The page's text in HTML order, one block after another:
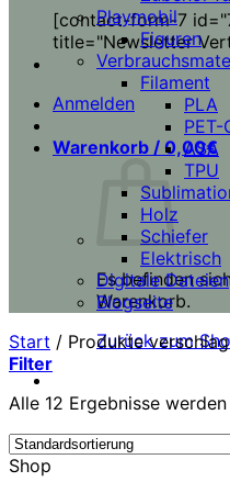
[contact-form-7
title="Newsletter
Anmelden
Warenkorb / 0,00€
Es befinden
Warenkorb.
Zurück zum
Playmobil
Figuren
Filament
PLA
PET-
ASA
TPU
Holz
Schiefer
Elektrisch
Digitale Dateien
Blogseite
Start / Produkte
Filter
Alle 12 Ergebnisse
Shop